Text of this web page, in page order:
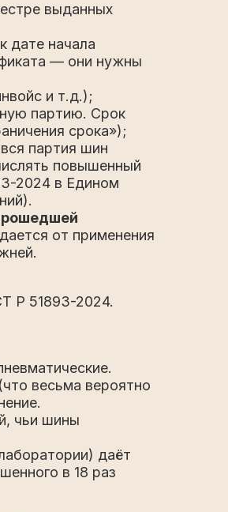
выданных
дате начала
— они нужны
и т.д.);
партию. Срок
срока»);
партия шин
повышенный
2024 в Едином
от применения
Р 51893-2024.
весьма вероятно
чьи шины
даёт
в 18 раз